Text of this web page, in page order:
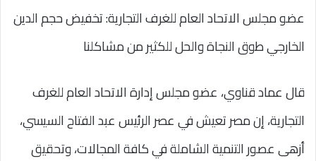
عضو مجلس الاتحاد العام للغرف التجارية: تخفيض حجم الدين
الخارجي طوق النجاة والحل للكثير من مشاكلنا
قال عماد قناوي، عضو مجلس إدارة الاتحاد العام للغرف
التجارية، إن مصر تعيش في عصر الرئيس عبد الفتاح السيسي،
أزهى عصور التنمية الشاملة في كافة المجالات، وتحقيق